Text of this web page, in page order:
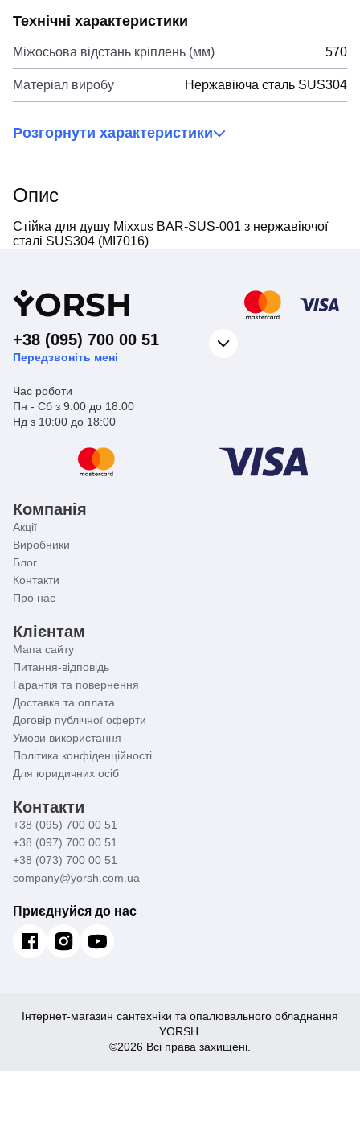
Технічні характеристики
Міжосьова відстань кріплень (мм) 570
Матеріал виробу Нержавіюча сталь SUS304
Розгорнути характеристики
Опис
Стійка для душу Mixxus BAR-SUS-001 з нержавіючої
сталі SUS304 (MI7016)
YORSH
+38 (095) 700 00 51
Передзвоніть мені
Час роботи
Пн - Сб з 9:00 до 18:00
Нд з 10:00 до 18:00
Компанія
Акції
Виробники
Блог
Контакти
Про нас
Клієнтам
Мапа сайту
Питання-відповідь
Гарантія та повернення
Доставка та оплата
Договір публічної оферти
Умови використання
Політика конфіденційності
Для юридичних осіб
Контакти
+38 (095) 700 00 51
+38 (097) 700 00 51
+38 (073) 700 00 51
company@yorsh.com.ua
Приєднуйся до нас
Інтернет-магазин сантехніки та опалювального обладнання
YORSH.
©2026 Всі права захищені.